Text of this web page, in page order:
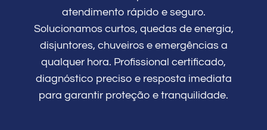
atendimento rápido e seguro.
Solucionamos curtos, quedas de energia,
disjuntores, chuveiros e emergências a
qualquer hora. Profissional certificado,
diagnóstico preciso e resposta imediata
para garantir proteção e tranquilidade.